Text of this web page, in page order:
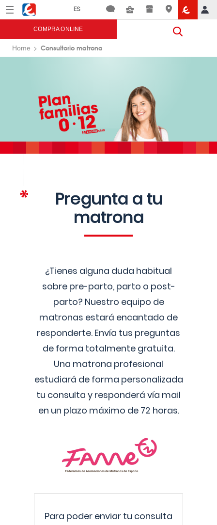
Menú Eroski
COMPRA ONLINE
Home Consultorio matrona
Pregunta a tu
matrona
¿Tienes alguna duda habitual
sobre pre-parto, parto o post-
parto? Nuestro equipo de
matronas estará encantado de
responderte. Envía tus preguntas
de forma totalmente gratuita.
Una matrona profesional
estudiará de forma personalizada
tu consulta y responderá vía mail
en un plazo máximo de 72 horas.
Para poder enviar tu consulta